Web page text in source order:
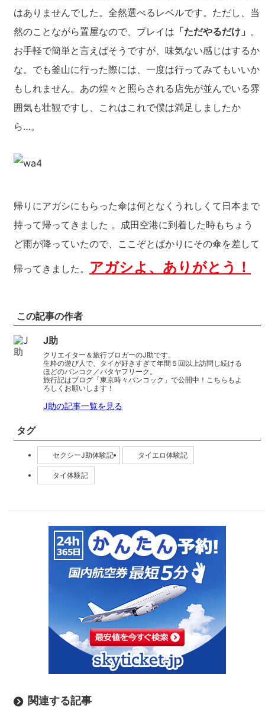
はありませんでした。全然選べるレベルです。ただし、当
然のことながら置屋なので、プレイは 「ただやるだけ」 。
お手軽で簡単と言えばそうですが、味気ない感じはするか
な。でも釜山に行った際には、一度は行ってみてもいいか
もしれません。あの煌々と照らされる店先が並んでいる雰
囲気も壮観ですし、これはこれで僕は満足しましたか
ら…。
帰りにアガシにもらった傘は何となくうれしくて日本まで
持って帰ってきました 。成田空港に到着した時もちょう
ど雨が降っていたので、ここぞとばかりにその傘を差して
帰ってきました。 アガシよ、ありがとう！
この記事の作者
J助
クリエイター＆旅行ブロガーのJ助です。
生粋の遊び人で、タイが好きすぎて年間５回以上訪問し続ける
ほどのバンコク／パタヤフリーク。
旅行記はブログ「東京時々バンコック」で公開中！こちらもよ
ろしくお願いします！
J助の記事一覧を見る
タグ
セクシーJ助体験記 タイエロ体験記
タイ体験記
関連する記事